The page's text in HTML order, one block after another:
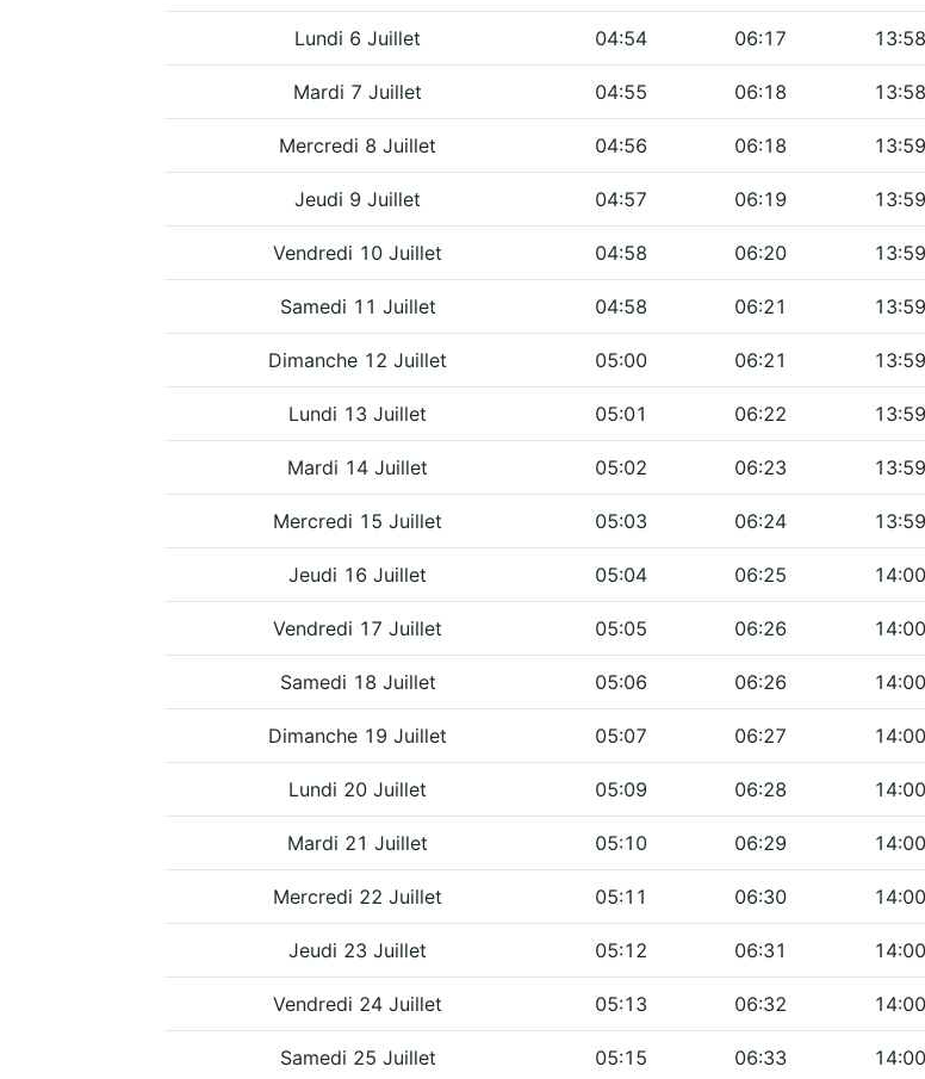
Lundi 6 Juillet 04:54 06:17 13:58
Mardi 7 Juillet 04:55 06:18 13:58
Mercredi 8 Juillet 04:56 06:18 13:59
Jeudi 9 Juillet 04:57 06:19 13:59
Vendredi 10 Juillet 04:58 06:20 13:59
Samedi 11 Juillet 04:58 06:21 13:59
Dimanche 12 Juillet 05:00 06:21 13:59
Lundi 13 Juillet 05:01 06:22 13:59
Mardi 14 Juillet 05:02 06:23 13:59
Mercredi 15 Juillet 05:03 06:24 13:59
Jeudi 16 Juillet 05:04 06:25 14:00
Vendredi 17 Juillet 05:05 06:26 14:00
Samedi 18 Juillet 05:06 06:26 14:00
Dimanche 19 Juillet 05:07 06:27 14:00
Lundi 20 Juillet 05:09 06:28 14:00
Mardi 21 Juillet 05:10 06:29 14:00
Mercredi 22 Juillet 05:11 06:30 14:00
Jeudi 23 Juillet 05:12 06:31 14:00
Vendredi 24 Juillet 05:13 06:32 14:00
Samedi 25 Juillet 05:15 06:33 14:00